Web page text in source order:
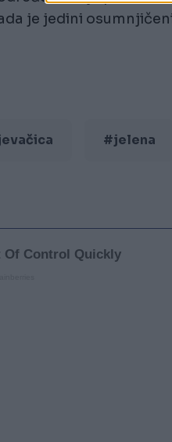
je jedini
#jelena